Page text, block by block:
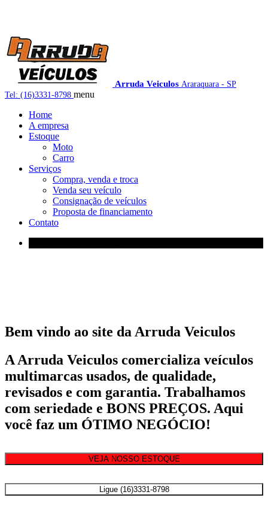
Arruda Veiculos Araraquara - SP
Tel: (16)3331-8798 menu
Home
A empresa
Estoque
Moto
Carro
Serviços
Compra, venda e troca
Venda seu veículo
Consignação de veículos
Proposta de financiamento
Contato
Bem vindo ao site da Arruda Veiculos
A Arruda Veiculos comercializa veículos
multimarcas usados, de qualidade,
revisados e com garantia. Trabalhamos
com seriedade e BONS PREÇOS. Aqui
você faz um ÓTIMO NEGÓCIO!
VEJA NOSSO ESTOQUE
Ligue (16)3331-8798